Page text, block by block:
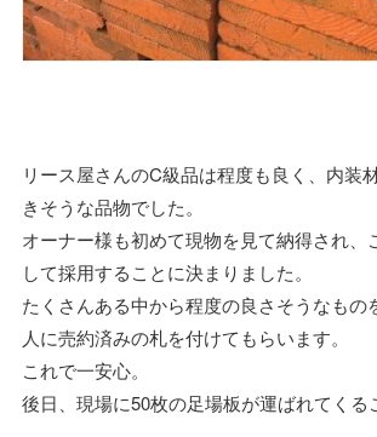
リース屋さんのC級品は程度も良く、内装
きそうな品物でした。
オーナー様も初めて現物を見て納得され、
して採用することに決まりました。
たくさんある中から程度の良さそうなもの
人に売約済みの札を付けてもらいます。
これで一安心。
後日、現場に50枚の足場板が運ばれてくる